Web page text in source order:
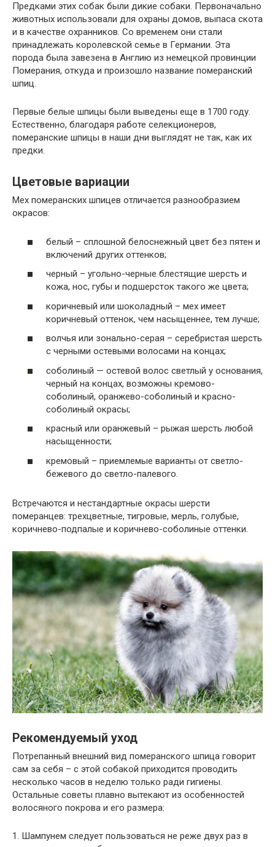
Предками этих собак были дикие собаки. Первоначально
животных использовали для охраны домов, выпаса скота
и в качестве охранников. Со временем они стали
принадлежать королевской семье в Германии. Эта
порода была завезена в Англию из немецкой провинции
Померания, откуда и произошло название померанский
шпиц.
Первые белые шпицы были выведены еще в 1700 году.
Естественно, благодаря работе селекционеров,
померанские шпицы в наши дни выглядят не так, как их
предки.
Цветовые вариации
Мех померанских шпицев отличается разнообразием
окрасов:
белый – сплошной белоснежный цвет без пятен и
включений других оттенков;
черный – угольно-черные блестящие шерсть и
кожа, нос, губы и подшерсток такого же цвета;
коричневый или шоколадный – мех имеет
коричневый оттенок, чем насыщеннее, тем лучше;
волчья или зонально-серая – серебристая шерсть
с черными остевыми волосами на концах;
соболиный — остевой волос светлый у основания,
черный на концах, возможны кремово-
соболиный, оранжево-соболиный и красно-
соболиный окрасы;
красный или оранжевый – рыжая шерсть любой
насыщенности;
кремовый – приемлемые варианты от светло-
бежевого до светло-палевого.
Встречаются и нестандартные окрасы шерсти
померанцев: трехцветные, тигровые, мерль, голубые,
коричнево-подпалые и коричнево-соболиные оттенки.
Рекомендуемый уход
Потрепанный внешний вид померанского шпица говорит
сам за себя – с этой собакой приходится проводить
несколько часов в неделю только ради гигиены.
Остальные советы плавно вытекают из особенностей
волосяного покрова и его размера:
1. Шампунем следует пользоваться не реже двух раз в